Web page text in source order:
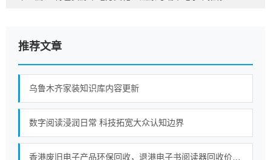
推荐文章
乌鲁木齐家装知识库内容更新
数字阅读浸润日常 科技拓宽大众认知边界